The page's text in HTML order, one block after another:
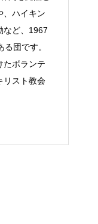
、ハイキン
など、1967
団です。
たボランテ
リスト教会